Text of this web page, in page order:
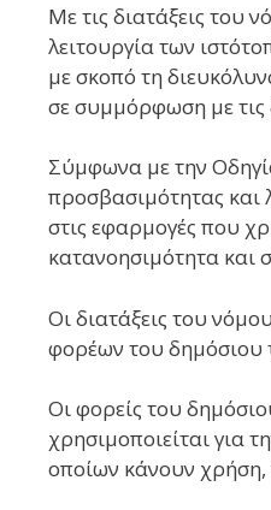
Με τις διατάξεις του
λειτουργία των
με σκοπό τη
σε συμμόρφωση με τις
Σύμφωνα με την
προσβασιμότητας και
στις εφαρμογές που
κατανοησιμότητα και
Οι διατάξεις του
φορέων του δημόσιου
Οι φορείς του
χρησιμοποιείται για
οποίων κάνουν χρήση,